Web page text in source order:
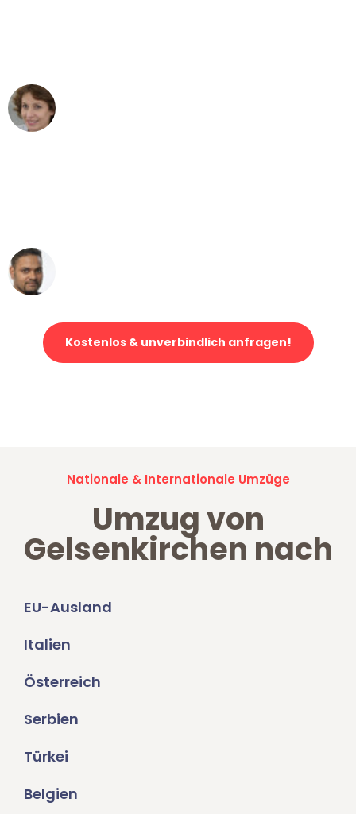
Kostenlos & unverbindlich anfragen!
Nationale & Internationale Umzüge
Umzug von
Gelsenkirchen nach
EU-Ausland
Italien
Österreich
Serbien
Türkei
Belgien